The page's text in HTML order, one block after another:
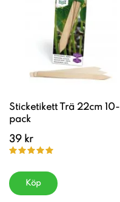
Sticketikett Trä 22cm 10-
pack
39 kr
Köp